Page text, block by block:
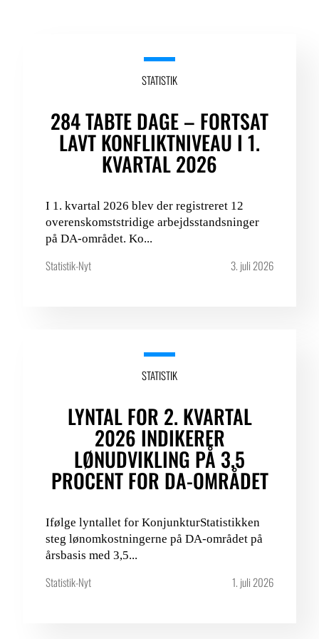
STATISTIK
284 TABTE DAGE – FORTSAT
LAVT KONFLIKTNIVEAU I 1.
KVARTAL 2026
I 1. kvartal 2026 blev der registreret 12
overenskomststridige arbejdsstandsninger
på DA-området. Ko...
Statistik-Nyt 3. juli 2026
STATISTIK
LYNTAL FOR 2. KVARTAL
2026 INDIKERER
LØNUDVIKLING PÅ 3,5
PROCENT FOR DA-OMRÅDET
Ifølge lyntallet for KonjunkturStatistikken
steg lønomkostningerne på DA-området på
årsbasis med 3,5...
Statistik-Nyt 1. juli 2026